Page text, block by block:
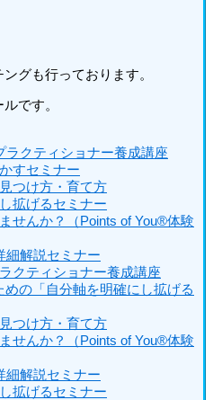
グも行っております。
です。
ラクティショナー養成講座
すセミナー
つけ方・育て方
拡げるセミナー
せんか？（Points of You®体験
細解説セミナー
クティショナー養成講座
めの「自分軸を明確にし拡げる
つけ方・育て方
せんか？（Points of You®体験
細解説セミナー
拡げるセミナー